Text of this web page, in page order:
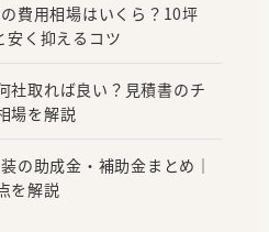
費用相場はいくら？10坪
安く抑えるコツ
社取れば良い？見積書のチ
場を解説
の助成金・補助金まとめ｜
を解説